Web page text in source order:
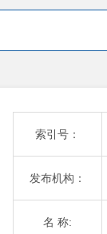
索引号：
发布机构：
名 称: